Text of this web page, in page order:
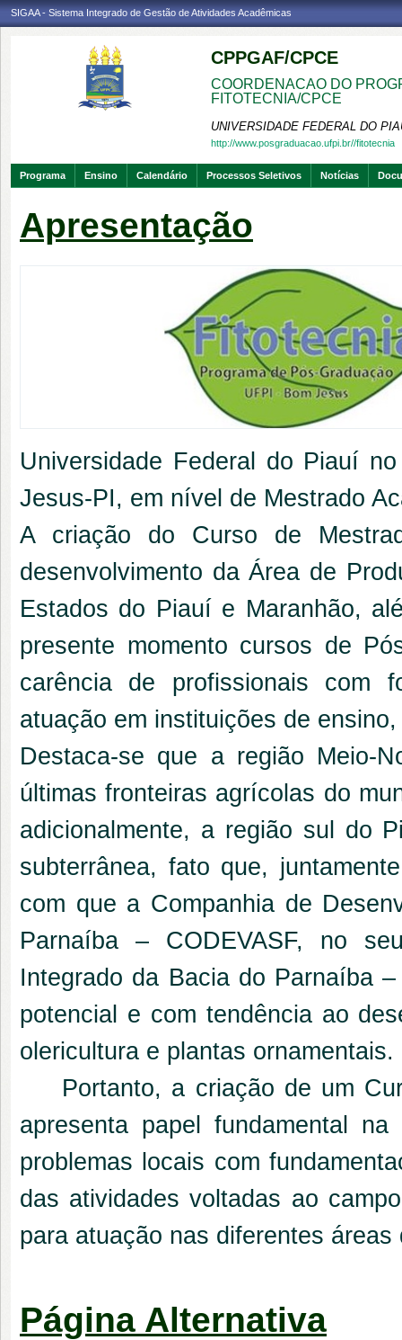
SIGAA - Sistema Integrado de Gestão de Atividades Acadêmicas
CPPGAF/CPCE
COORDENACAO DO
FITOTECNIA/CPCE
UNIVERSIDADE FEDERAL DO
http://www.posgraduacao.ufpi.br//fitotecnia
Programa Ensino Calendário Processos Seletivos Notícias
Apresentação
Universidade Federal do Piauí
Jesus-PI, em nível de Mestrado
A criação do Curso de
desenvolvimento da Área de
Estados do Piauí e Maranhão,
presente momento cursos de
carência de profissionais com
atuação em instituições de
Destaca-se que a região Meio-
últimas fronteiras agrícolas do
adicionalmente, a região sul do
subterrânea, fato que,
com que a Companhia de
Parnaíba – CODEVASF, no
Integrado da Bacia do Parnaíba
potencial e com tendência ao
olericultura e plantas ornamentais.
Portanto, a criação de um
apresenta papel fundamental
problemas locais com
das atividades voltadas ao
para atuação nas diferentes
Página Alternativa